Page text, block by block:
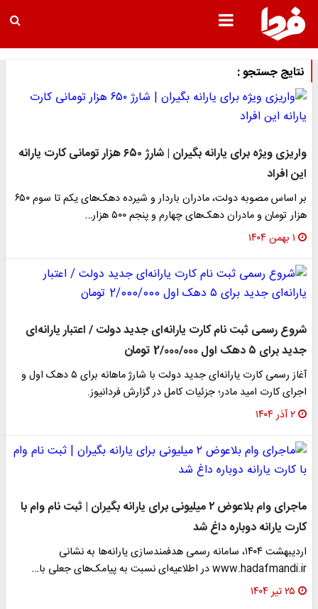
نتایج جستجو :
واریزی ویژه برای یارانه بگیران | شارژ ۶۵۰ هزار تومانی کارت یارانه
این افراد
بر اساس مصوبه دولت، مادران باردار و شیرده دهک‌های یکم تا سوم ۶۵۰
هزار تومان و مادران دهک‌های چهارم و پنجم ۵۰۰ هزار…
۱ بهمن ۱۴۰۴
شروع رسمی ثبت نام کارت یارانه‌ای جدید دولت / اعتبار یارانه‌ای
جدید برای ۵ دهک اول 2/000/000 تومان
آغاز رسمی کارت یارانه‌ای جدید دولت با شارژ ماهانه برای ۵ دهک اول و
اجرای کارت امید مادر؛ جزئیات کامل در گزارش فردانیوز.
۲ آذر ۱۴۰۴
ماجرای وام بلاعوض ۲ میلیونی برای یارانه بگیران | ثبت نام وام با
کارت یارانه دوباره داغ شد
اردیبهشت ۱۴۰۴، سامانه رسمی هدفمندسازی یارانه‌ها به نشانی
www.hadafmandi.ir در اطلاعیه‌ای نسبت به پیامک‌های جعلی با…
۲۵ تیر ۱۴۰۴